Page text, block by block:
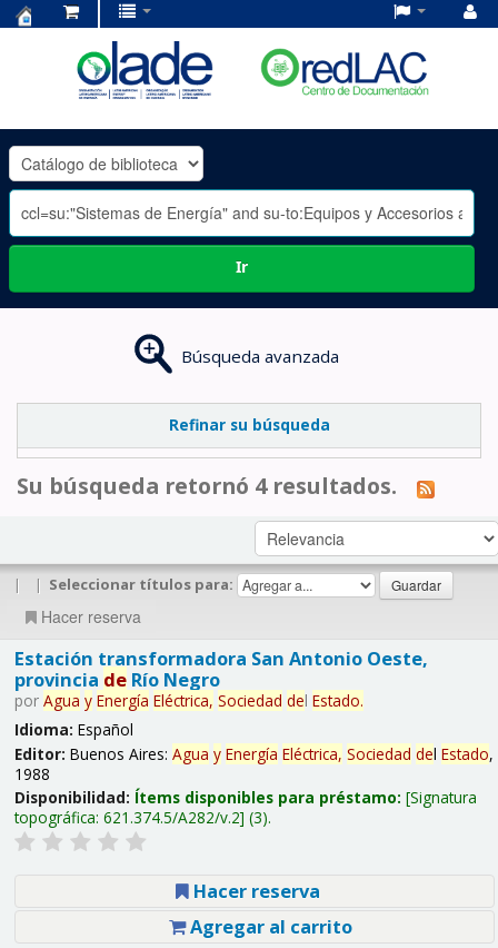
OLADE
-
Ir
Búsqueda avanzada
Refinar su búsqueda
Su búsqueda retornó 4 resultados.
| | Seleccionar títulos para:
Hacer reserva
Estación transformadora San Antonio Oeste,
provincia deRío Negro
por Agua y Energía Eléctrica, Sociedad del Estado.
Idioma: Español
Editor: Buenos Aires: Agua y Energía Eléctrica, Sociedad del Estado,
1988
Disponibilidad: Ítems disponibles para préstamo: Signatura
topográfica: 621.374.5/A282/v.2 (3).
Hacer reserva
Agregar al carrito